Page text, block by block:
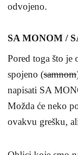
odvojeno.
SA MONOM /
Pored toga što je
spojeno (samnom
napisati SA
Možda će neko
ovakvu grešku,